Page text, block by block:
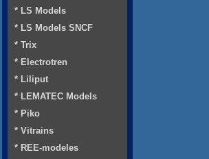
* LS Models
* LS Models SNCF
* Trix
* Electrotren
* Liliput
* LEMATEC Models
* Piko
* Vitrains
* REE-modeles